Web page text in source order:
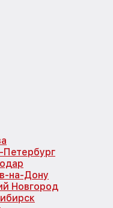
Петербург
на-Дону
Новгород